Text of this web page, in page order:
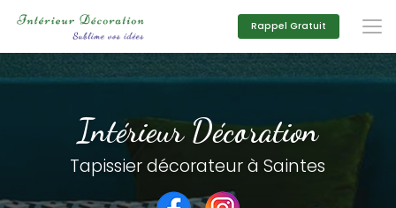
principal
Rappel Gratuit
Intérieur Décoration
Tapissier décorateur à Saintes